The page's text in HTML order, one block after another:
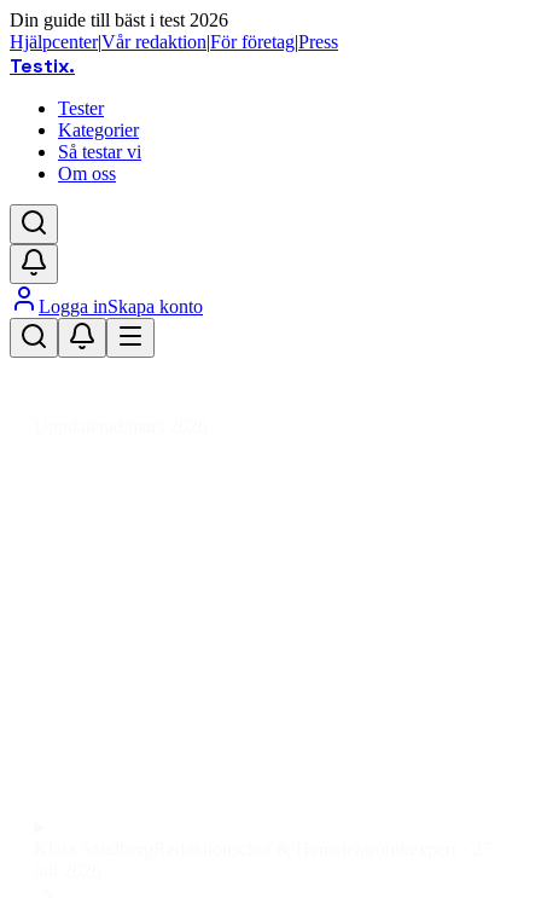
Din guide till bäst i test 2026
Hjälpcenter|Vår redaktion|För företag|Press
Testix.
Tester
Kategorier
Så testar vi
Om oss
Logga inSkapa konto